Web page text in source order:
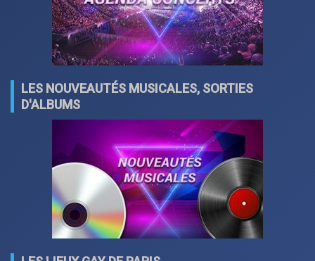
LES NOUVEAUTÉS MUSICALES, SORTIES
D'ALBUMS